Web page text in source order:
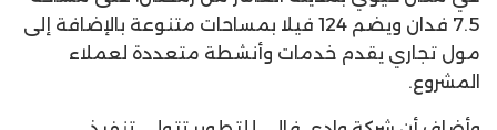
7.5 فدان ويضم 124 فيلا بمساحات متنوعة بالإضافة إلى
مول تجاري يقدم خدمات وأنشطة متعددة لعملاء
المشروع.